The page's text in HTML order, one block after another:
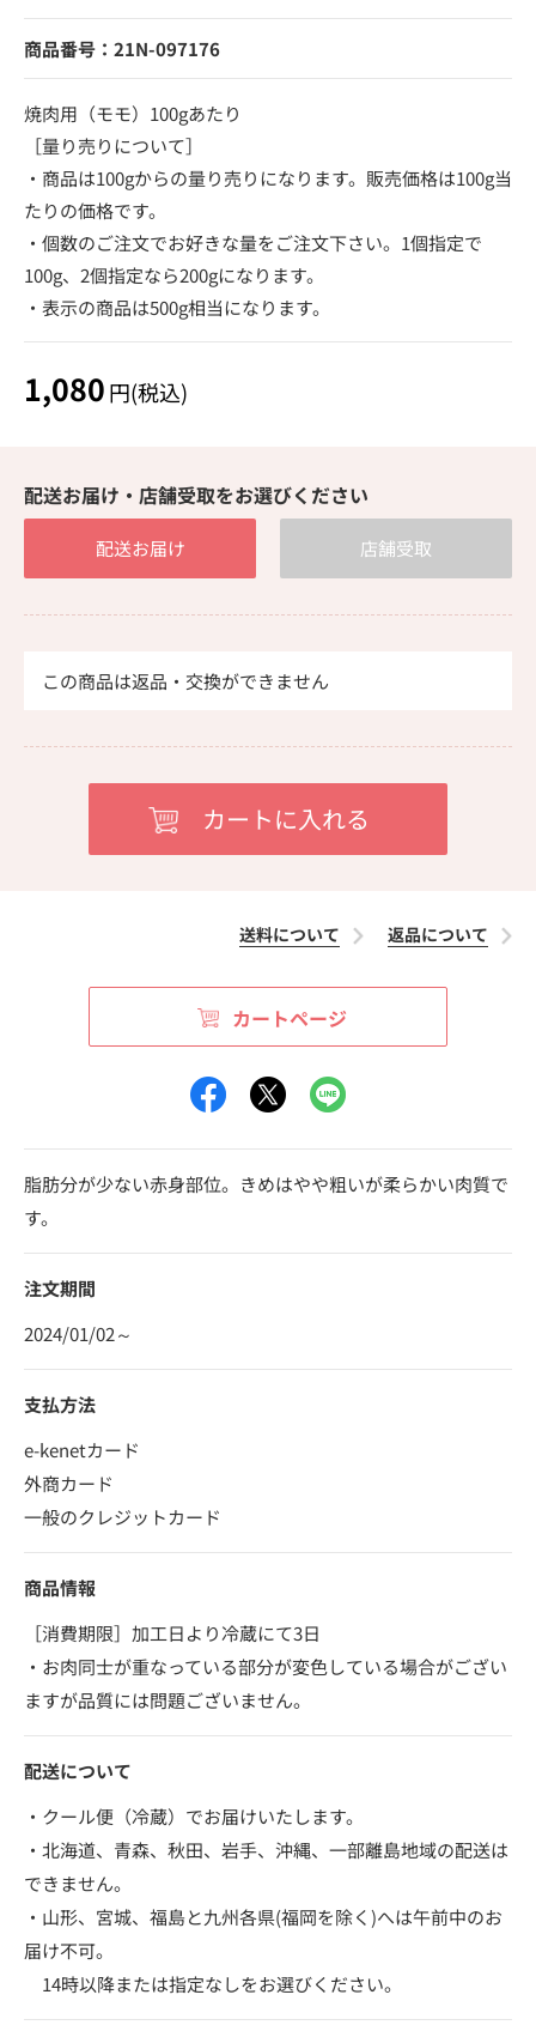
商品番号：21N-097176
焼肉用（モモ）100gあたり
［量り売りについて］
・商品は100gからの量り売りになります。販売価格は100g当
たりの価格です。
・個数のご注文でお好きな量をご注文下さい。1個指定で
100g、2個指定なら200gになります。
・表示の商品は500g相当になります。
1,080円(税込)
配送お届け・店舗受取をお選びください
配送お届け 店舗受取
この商品は返品・交換ができません
送料について 返品について
カートページ
脂肪分が少ない赤身部位。きめはやや粗いが柔らかい肉質で
す。
注文期間
2024/01/02～
支払方法
e-kenetカード
外商カード
一般のクレジットカード
商品情報
［消費期限］加工日より冷蔵にて3日
・お肉同士が重なっている部分が変色している場合がござい
ますが品質には問題ございません。
配送について
・クール便（冷蔵）でお届けいたします。
・北海道、青森、秋田、岩手、沖縄、一部離島地域の配送は
できません。
・山形、宮城、福島と九州各県(福岡を除く)へは午前中のお
届け不可。
14時以降または指定なしをお選びください。